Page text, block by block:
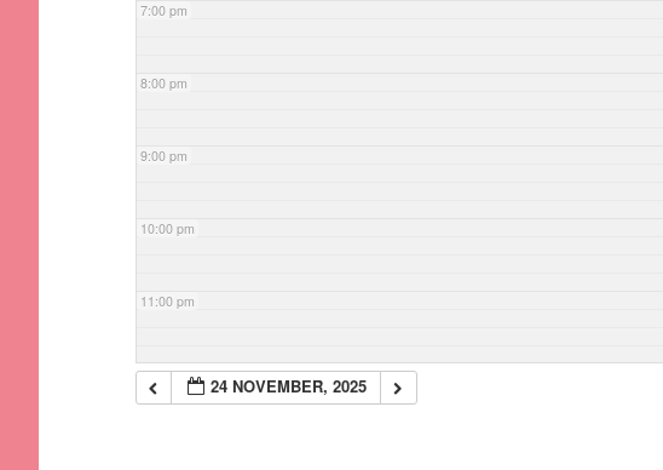
7:00 pm
8:00 pm
9:00 pm
10:00 pm
11:00 pm
24 NOVEMBER, 2025